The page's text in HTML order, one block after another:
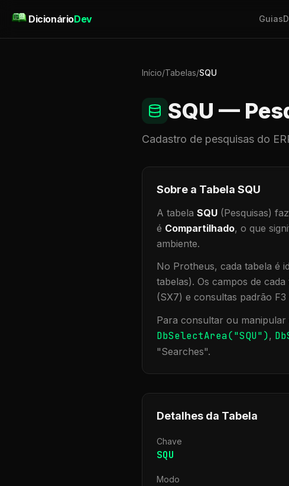
DicionárioDev Guias
Início/Tabelas/SQU
SQU —
Cadastro de pesquisas do
Sobre a Tabela SQU
A tabela SQU (Pesquisas)
é Compartilhado, o que
ambiente.
No Protheus, cada tabela é
tabelas). Os campos de
(SX7) e consultas padrão F3
Para consultar ou manipular
DbSelectArea("SQU"),
"Searches".
Detalhes da Tabela
Chave
SQU
Modo